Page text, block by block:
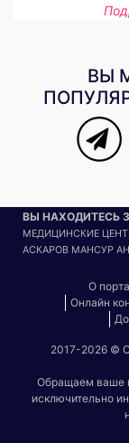
ВЫ
ВЫ НАХОДИТЕСЬ
МЕДИЦИНСКИЕ
АСКАРОВ МАНСУР
О
Онлайн
2017-2026 ©
Обращаем ваше
исключительно